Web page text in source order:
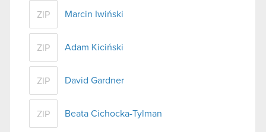
ZIP Marcin Iwiński
ZIP Adam Kiciński
ZIP David Gardner
ZIP Beata Cichocka-Tylman